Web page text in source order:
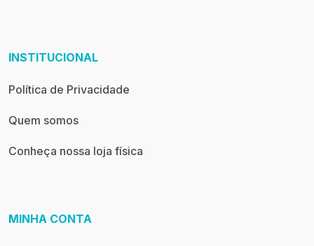
INSTITUCIONAL
Política de Privacidade
Quem somos
Conheça nossa loja física
MINHA CONTA